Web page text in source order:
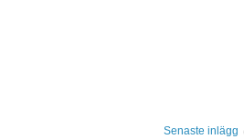
Senaste inlägg